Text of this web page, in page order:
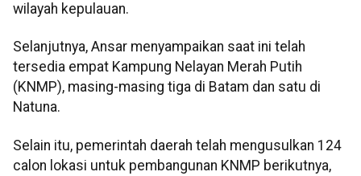
wilayah kepulauan.
Selanjutnya, Ansar menyampaikan saat ini telah
tersedia empat Kampung Nelayan Merah Putih
(KNMP), masing-masing tiga di Batam dan satu di
Natuna.
Selain itu, pemerintah daerah telah mengusulkan 124
calon lokasi untuk pembangunan KNMP berikutnya,